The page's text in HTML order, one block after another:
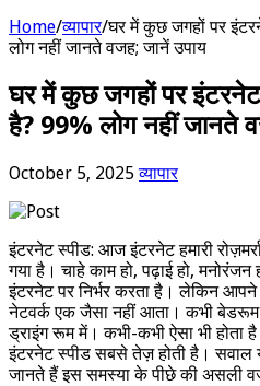
Home/व्यापार/घर में कुछ जगहों पर
लोग नहीं जानते वजह; जानें उपाय
घर में कुछ जगहों पर इंटरनेट
है? 99% लोग नहीं जानते
October 5, 2025 व्यापार
इंटरनेट स्पीड: आज इंटरनेट हमारी
गया है। चाहे काम हो, पढ़ाई हो,
इंटरनेट पर निर्भर करता है। लेकिन
नेटवर्क एक जैसा नहीं आता। कभी बेडरूम
ड्राइंग रूम में। कभी-कभी ऐसा भी होता
इंटरनेट स्पीड सबसे तेज़ होती है। सवाल
जानते हैं इस समस्या के पीछे की असली